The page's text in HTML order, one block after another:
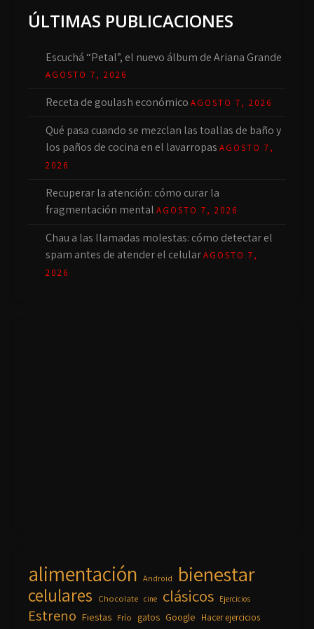
ÚLTIMAS PUBLICACIONES
Escuchá “Petal”, el nuevo álbum de Ariana Grande
AGOSTO 7, 2026
Receta de goulash económico AGOSTO 7, 2026
Qué pasa cuando se mezclan las toallas de baño y
los paños de cocina en el lavarropas AGOSTO 7,
2026
Recuperar la atención: cómo curar la
fragmentación mental AGOSTO 7, 2026
Chau a las llamadas molestas: cómo detectar el
spam antes de atender el celularAGOSTO 7,
2026
alimentación Android bienestar
celulares Chocolate cine clásicos Ejercicios
Estreno Fiestas Frío gatos Google Hacer ejercicios